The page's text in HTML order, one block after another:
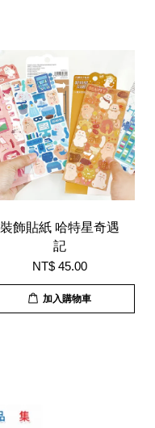
裝飾貼紙 哈特星奇遇
記
NT$ 45.00
加入購物車